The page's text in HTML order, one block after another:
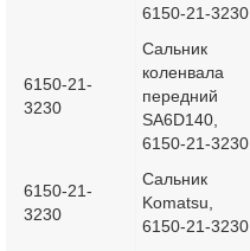
6150-21-3230
6150-21-
3230
Сальник
коленвала
передний
SA6D140,
6150-21-3230
6150-21-
3230
Сальник
Komatsu,
6150-21-3230